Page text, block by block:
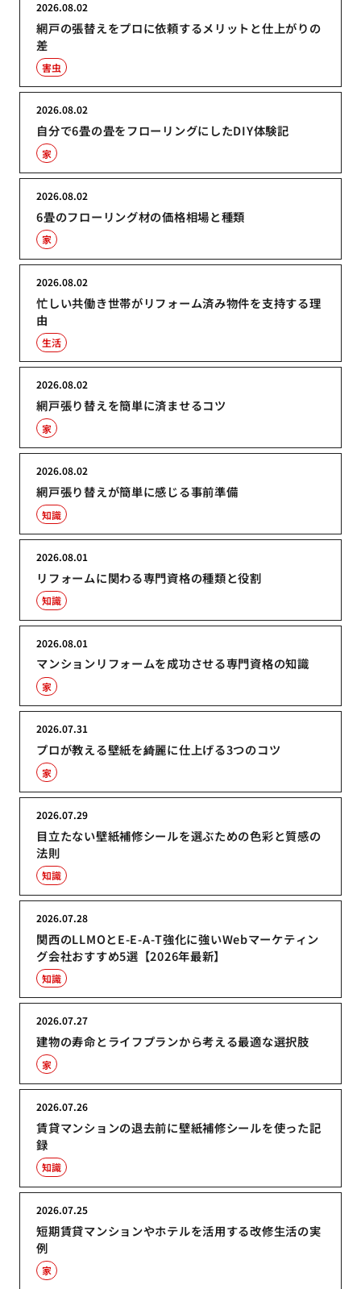
網戸の張替えをプロに依頼するメリットと仕上がりの
差
2026.08.02
害虫
自分で6畳の畳をフローリングにしたDIY体験記
2026.08.02
家
6畳のフローリング材の価格相場と種類
2026.08.02
家
忙しい共働き世帯がリフォーム済み物件を支持する理
由
2026.08.02
生活
網戸張り替えを簡単に済ませるコツ
2026.08.02
家
網戸張り替えが簡単に感じる事前準備
2026.08.02
知識
リフォームに関わる専門資格の種類と役割
2026.08.01
知識
マンションリフォームを成功させる専門資格の知識
2026.08.01
家
プロが教える壁紙を綺麗に仕上げる3つのコツ
2026.07.31
家
目立たない壁紙補修シールを選ぶための色彩と質感の
法則
2026.07.29
知識
関西のLLMOとE-E-A-T強化に強いWebマーケティン
グ会社おすすめ5選【2026年最新】
2026.07.28
知識
建物の寿命とライフプランから考える最適な選択肢
2026.07.27
家
賃貸マンションの退去前に壁紙補修シールを使った記
録
2026.07.26
知識
短期賃貸マンションやホテルを活用する改修生活の実
例
2026.07.25
家